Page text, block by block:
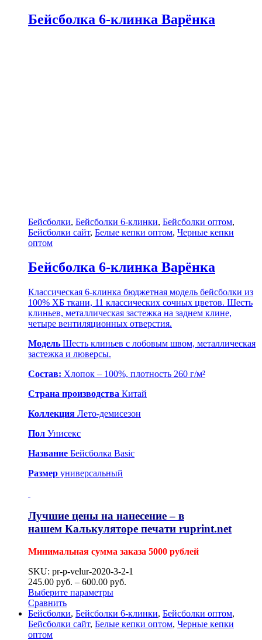
Бейсболка 6-клинка Варёнка
Бейсболки, Бейсболки 6-клинки, Бейсболки оптом,
Бейсболки сайт, Белые кепки оптом, Черные кепки
оптом
Бейсболка 6-клинка Варёнка
Классическая 6-клинка бюджетная модель бейсболки из
100% ХБ ткани, 11 классических сочных цветов. Шесть
клиньев, металлическая застежка на заднем клине,
четыре вентиляционных отверстия.
Модель Шесть клиньев с лобовым швом, металлическая
застежка и люверсы.
Состав: Хлопок – 100%, плотность 260 г/м²
Страна производства Китай
Коллекция Лето-демисезон
Пол Унисекс
Название Бейсболка Basic
Размер универсальный
Лучшие цены на нанесение – в
нашем Калькуляторе печати ruprint.net
Минимальная сумма заказа 5000 рублей
SKU: pr-p-velur-2020-3-2-1
245.00 руб. – 600.00 руб.
Выберите параметры
Сравнить
Бейсболки, Бейсболки 6-клинки, Бейсболки оптом,
Бейсболки сайт, Белые кепки оптом, Черные кепки
оптом